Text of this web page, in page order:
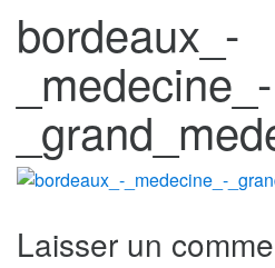
bordeaux_-
_medecine_-
Laisser un